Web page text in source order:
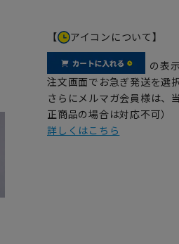
【 アイコンについて】
の表
注文画面でお急ぎ発送を選
さらにメルマガ会員様は、
正商品の場合は対応不可）
詳しくはこちら